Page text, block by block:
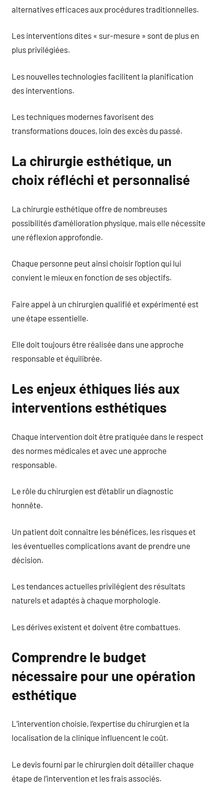
alternatives efficaces aux procédures traditionnelles.
Les interventions dites « sur-mesure » sont de plus en
plus privilégiées.
Les nouvelles technologies facilitent la planification
des interventions.
Les techniques modernes favorisent des
transformations douces, loin des excès du passé.
La chirurgie esthétique, un
choix réfléchi et personnalisé
La chirurgie esthétique offre de nombreuses
possibilités d’amélioration physique, mais elle nécessite
une réflexion approfondie.
Chaque personne peut ainsi choisir l’option qui lui
convient le mieux en fonction de ses objectifs.
Faire appel à un chirurgien qualifié et expérimenté est
une étape essentielle.
Elle doit toujours être réalisée dans une approche
responsable et équilibrée.
Les enjeux éthiques liés aux
interventions esthétiques
Chaque intervention doit être pratiquée dans le respect
des normes médicales et avec une approche
responsable.
Le rôle du chirurgien est d’établir un diagnostic
honnête.
Un patient doit connaître les bénéfices, les risques et
les éventuelles complications avant de prendre une
décision.
Les tendances actuelles privilégient des résultats
naturels et adaptés à chaque morphologie.
Les dérives existent et doivent être combattues.
Comprendre le budget
nécessaire pour une opération
esthétique
L’intervention choisie, l’expertise du chirurgien et la
localisation de la clinique influencent le coût.
Le devis fourni par le chirurgien doit détailler chaque
étape de l’intervention et les frais associés.